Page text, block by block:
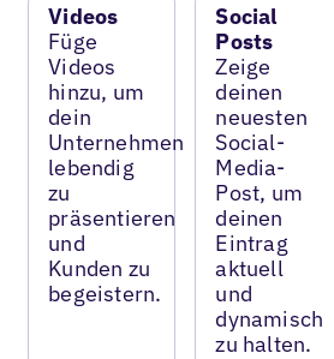
Videos
Füge
Videos
hinzu, um
dein
Unternehmen
lebendig
zu
präsentieren
und
Kunden zu
begeistern.
Social
Posts
Zeige
deinen
neuesten
Social-
Media-
Post, um
deinen
Eintrag
aktuell
und
dynamisch
zu halten.